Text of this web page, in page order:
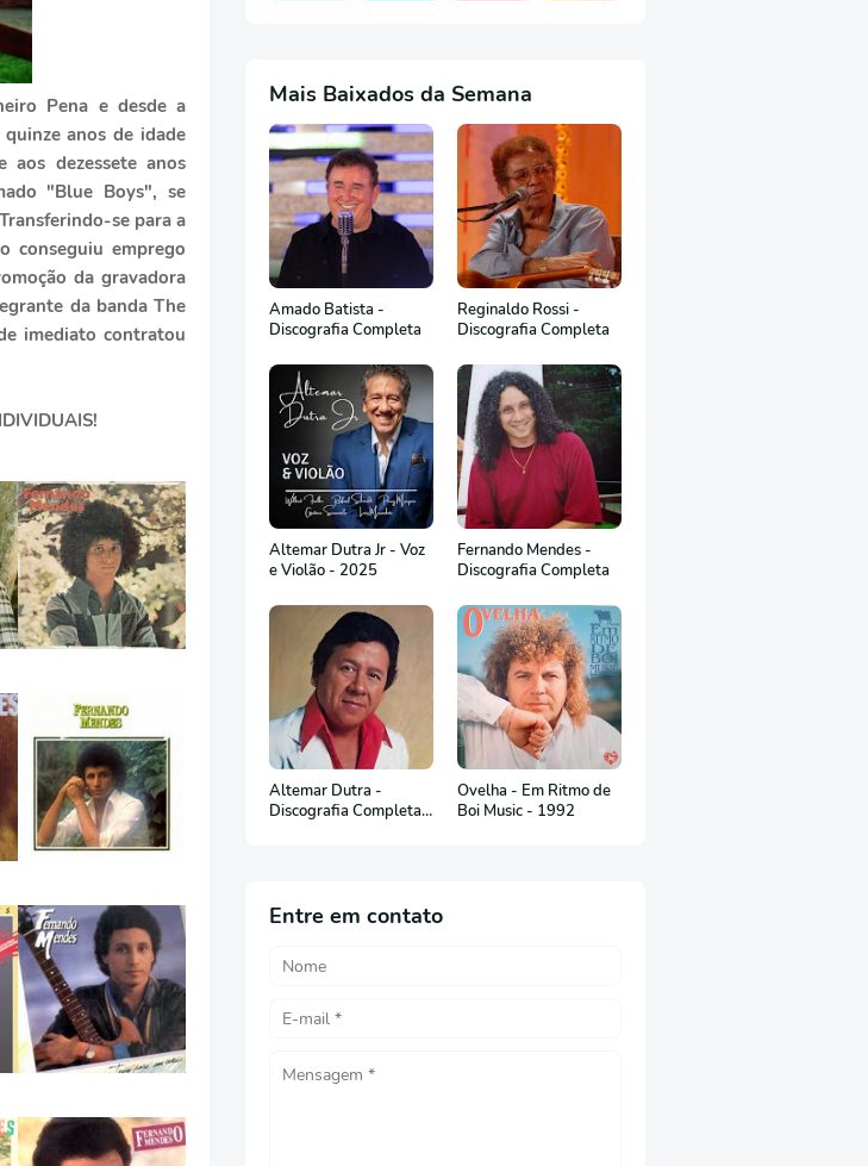
Pena e desde a
anos de idade
dezessete anos
"Blue Boys", se
se para a
conseguiu emprego
da gravadora
da banda The
imediato contratou
Mais Baixados da Semana
Amado Batista -
Discografia Completa
Reginaldo Rossi -
Discografia Completa
Altemar Dutra Jr - Voz
e Violão - 2025
Fernando Mendes -
Discografia Completa
Altemar Dutra -
Discografia Completa
Ovelha - Em Ritmo de
Boi Music - 1992
Entre em contato